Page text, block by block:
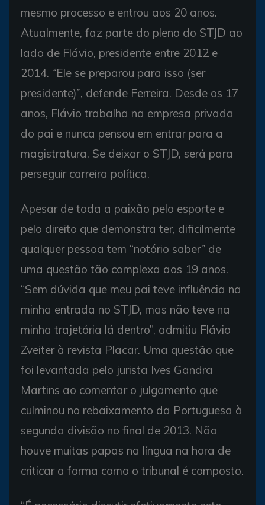
mesmo processo e entrou aos 20 anos.
Atualmente, faz parte do pleno do STJD ao
lado de Flávio, presidente entre 2012 e
2014. “Ele se preparou para isso (ser
presidente)”, defende Ferreira. Desde os 17
anos, Flávio trabalha na empresa privada
do pai e nunca pensou em entrar para a
magistratura. Se deixar o STJD, será para
perseguir carreira política.
Apesar de toda a paixão pelo esporte e
pelo direito que demonstra ter, dificilmente
qualquer pessoa tem “notório saber” de
uma questão tão complexa aos 19 anos.
“Sem dúvida que meu pai teve influência na
minha entrada no STJD, mas não teve na
minha trajetória lá dentro”, admitiu Flávio
Zveiter à revista Placar. Uma questão que
foi levantada pelo jurista Ives Gandra
Martins ao comentar o julgamento que
culminou no rebaixamento da Portuguesa à
segunda divisão no final de 2013. Não
houve muitas papas na língua na hora de
criticar a forma como o tribunal é composto.